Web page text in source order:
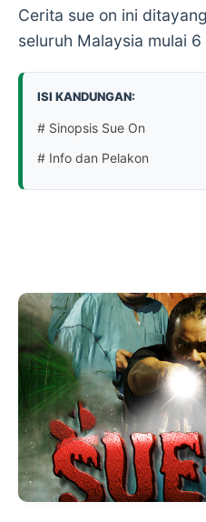
Cerita sue on ini
seluruh Malaysia mulai
ISI KANDUNGAN:
# Sinopsis Sue On
# Info dan Pelakon